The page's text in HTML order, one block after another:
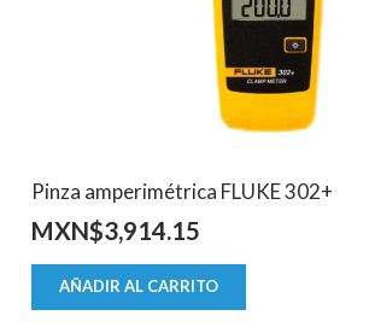
Pinza amperimétrica FLUKE 302+
MXN$3,914.15
AÑADIR AL CARRITO